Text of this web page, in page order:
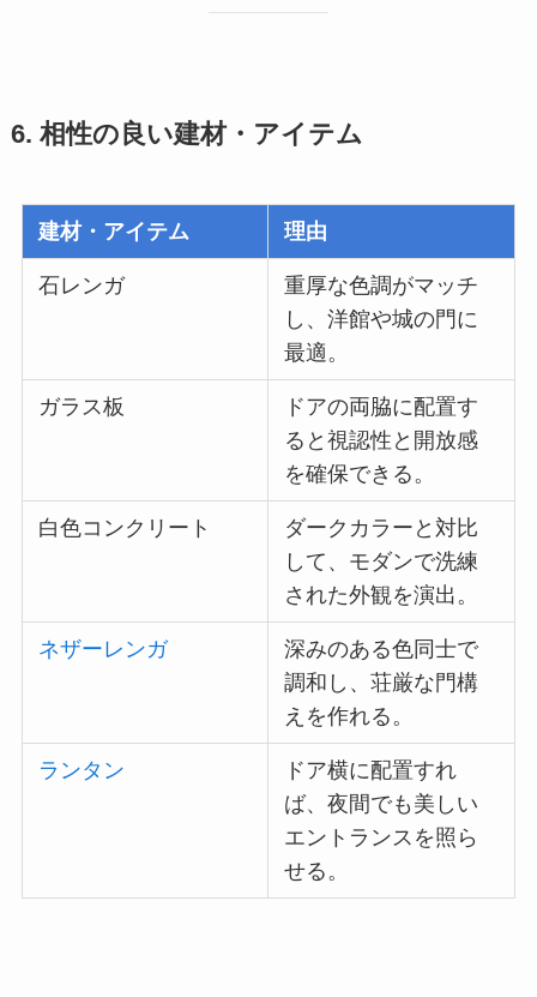
6. 相性の良い建材・アイテム
建材・アイテム 理由
石レンガ
重厚な色調がマッチ
し、洋館や城の門に
最適。
ガラス板
ドアの両脇に配置す
ると視認性と開放感
を確保できる。
白色コンクリート
ダークカラーと対比
して、モダンで洗練
された外観を演出。
ネザーレンガ
深みのある色同士で
調和し、荘厳な門構
えを作れる。
ランタン
ドア横に配置すれ
ば、夜間でも美しい
エントランスを照ら
せる。